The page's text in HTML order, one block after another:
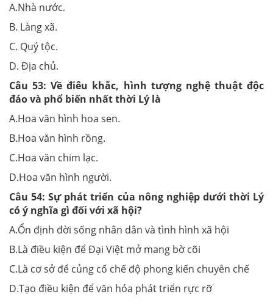
A.Nhà nước.
B. Làng xã.
C. Quý tộc.
D. Địa chủ.
Câu 53: Về điêu khắc, hình tượng nghệ thuật độc
đáo và phổ biến nhất thời Lý là
A.Hoa văn hình hoa sen.
B.Hoa văn hình rồng.
C.Hoa văn chim lạc.
D.Hoa văn hình người.
Câu 54: Sự phát triển của nông nghiệp dưới thời Lý
có ý nghĩa gì đối với xã hội?
A.Ổn định đời sống nhân dân và tình hình xã hội
B.Là điều kiện để Đại Việt mở mang bờ cõi
C.Là cơ sở để củng cố chế độ phong kiến chuyên chế
D.Tạo điều kiện để văn hóa phát triển rực rỡ